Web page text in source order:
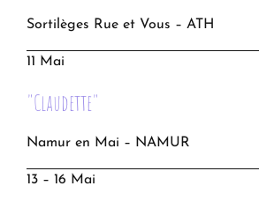
Sortilèges Rue et Vous – ATH
11 Mai
"Claudette"
Namur en Mai – NAMUR
13 – 16 Mai